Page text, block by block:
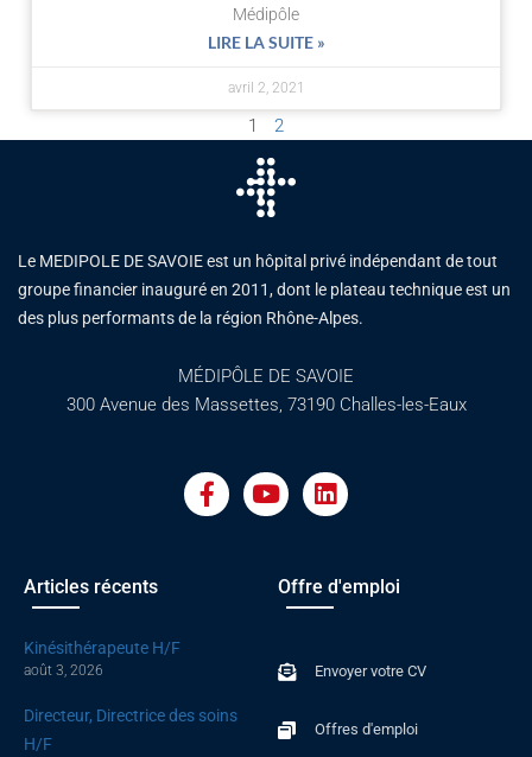
Médipôle
LIRE LA SUITE »
avril 2, 2021
1 2
Le MEDIPOLE DE SAVOIE est un hôpital privé indépendant de tout
groupe financier inauguré en 2011, dont le plateau technique est un
des plus performants de la région Rhône-Alpes.
MÉDIPÔLE DE SAVOIE
300 Avenue des Massettes, 73190 Challes-les-Eaux
a
c
o
u
b
i
n
d
i
Articles récents
Kinésithérapeute H/F
août 3, 2026
Directeur, Directrice des soins
H/F
Offre d'emploi
Envoyer votre CV
Offres d'emploi